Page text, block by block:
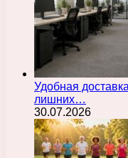
Удобная
лишних…
30.07.2026